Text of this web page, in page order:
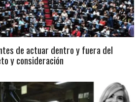
de actuar dentro y fuera del
y consideración